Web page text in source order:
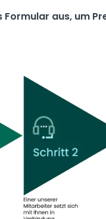
Formular aus, um